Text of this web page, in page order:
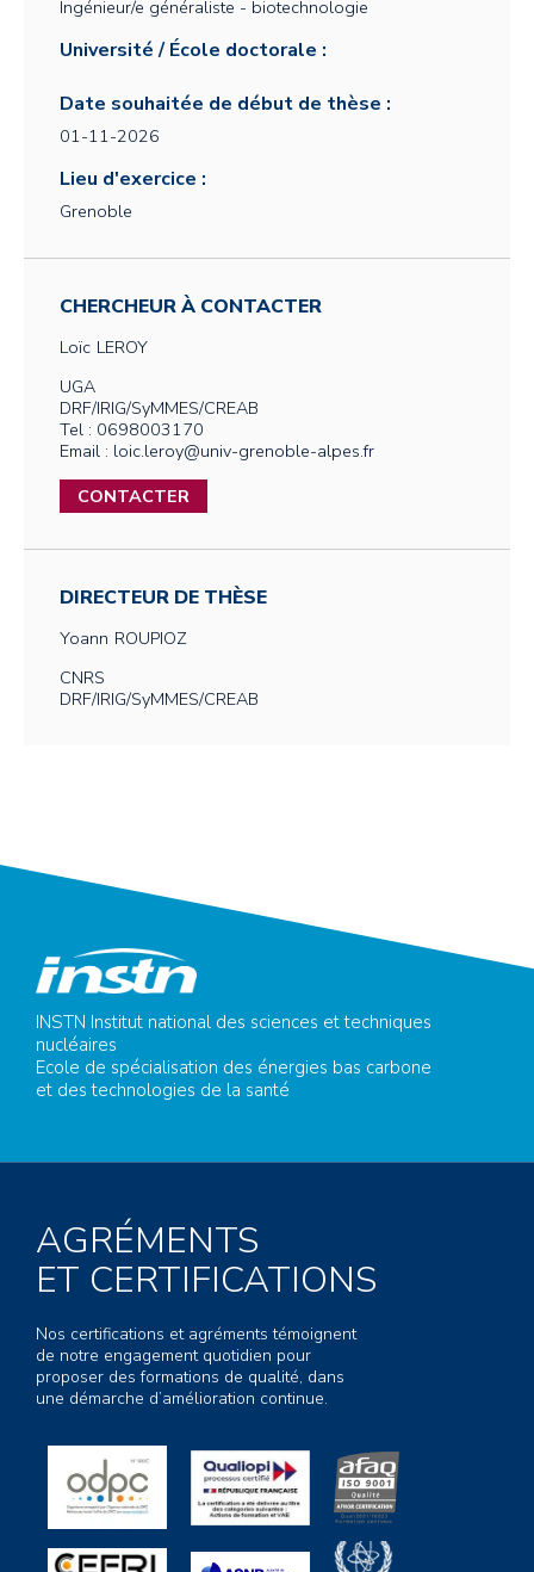
Ingénieur/e généraliste - biotechnologie
Université / École doctorale :
Date souhaitée de début de thèse :
01-11-2026
Lieu d'exercice :
Grenoble
CHERCHEUR À CONTACTER
Loïc LEROY
UGA
DRF/IRIG/SyMMES/CREAB
Tel : 0698003170
Email : loic.leroy@univ-grenoble-alpes.fr
CONTACTER
DIRECTEUR DE THÈSE
Yoann ROUPIOZ
CNRS
DRF/IRIG/SyMMES/CREAB
INSTN Institut national des sciences et techniques
nucléaires
Ecole de spécialisation des énergies bas carbone
et des technologies de la santé
AGRÉMENTS
ET CERTIFICATIONS
Nos certifications et agréments témoignent
de notre engagement quotidien pour
proposer des formations de qualité, dans
une démarche d’amélioration continue.